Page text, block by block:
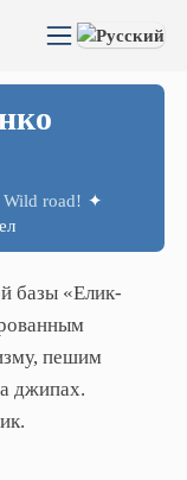
Wild road! ✦
базы «Елик-
пешим
джипах.